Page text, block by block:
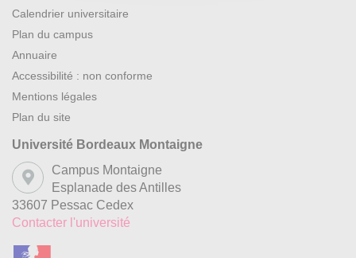
Calendrier universitaire
Plan du campus
Annuaire
Accessibilité : non conforme
Mentions légales
Plan du site
Université Bordeaux Montaigne
Campus Montaigne
Esplanade des Antilles
33607 Pessac Cedex
Contacter l'université